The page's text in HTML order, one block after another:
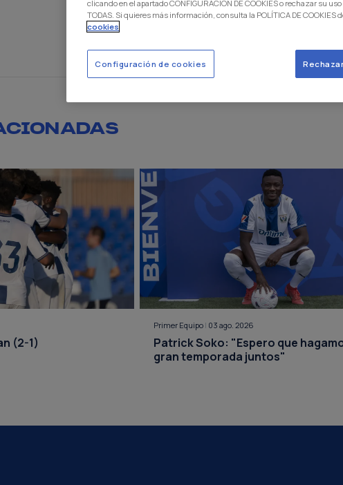
(2-1)
Primer Equipo | 03 ago. 2026
Patrick Soko: "Espero que
gran temporada juntos"
clicando en el apartado CONFIGURACIÓN DE COOKIES o rechazar su
TODAS. Si quieres más información, consulta la POLÍTICA DE COOKIES
cookies
Configuración de cookies